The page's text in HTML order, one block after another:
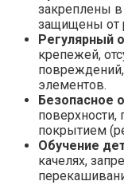
закреплены в
защищены от
Регулярный
крепежей,
элементов.
Безопасное
покрытием
Обучение
качелях,